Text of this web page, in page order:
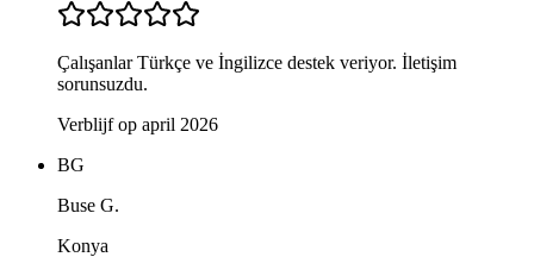
Çalışanlar Türkçe ve İngilizce destek veriyor. İletişim
sorunsuzdu.
Verblijf op april 2026
BG
Buse G.
Konya